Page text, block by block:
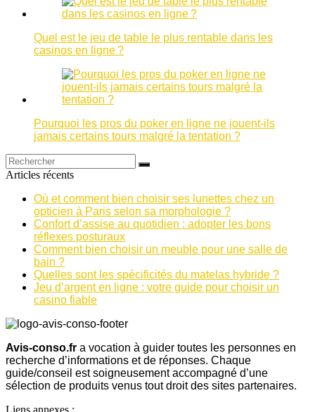
Quel est le jeu de table le plus rentable dans les
casinos en ligne ?
Pourquoi les pros du poker en ligne ne jouent-ils
jamais certains tours malgré la tentation ?
Articles récents
Où et comment bien choisir ses lunettes chez un
opticien à Paris selon sa morphologie ?
Confort d’assise au quotidien : adopter les bons
réflexes posturaux
Comment bien choisir un meuble pour une salle de
bain ?
Quelles sont les spécificités du matelas hybride ?
Jeu d’argent en ligne : votre guide pour choisir un
casino fiable
Avis-conso.fr a vocation à guider toutes les personnes en
recherche d’informations et de réponses. Chaque
guide/conseil est soigneusement accompagné d’une
sélection de produits venus tout droit des sites partenaires.
Liens annexes :